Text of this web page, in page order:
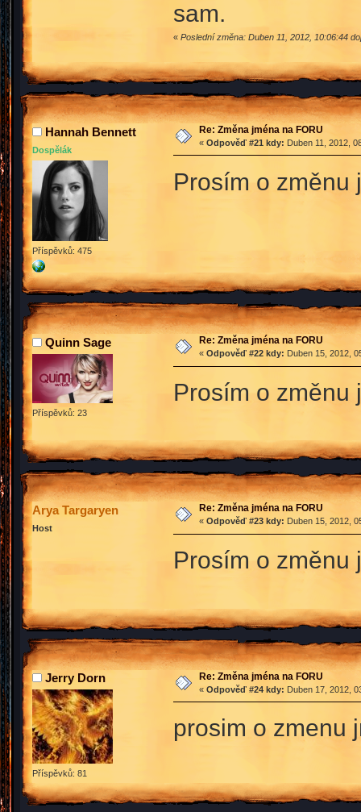
sam.
« Poslední změna: Duben 11, 2012, 10:06:44
Hannah Bennett
Dospělák
Příspěvků: 475
Re: Změna jména na FORU
« Odpověď #21 kdy: Duben 11, 2012,
Prosím o
Quinn Sage
Příspěvků: 23
Re: Změna jména na FORU
« Odpověď #22 kdy: Duben 15, 2012,
Prosím o změnu
Arya Targaryen
Host
Re: Změna jména na FORU
« Odpověď #23 kdy: Duben 15, 2012,
Prosím o změnu
Jerry Dorn
Příspěvků: 81
Re: Změna jména na FORU
« Odpověď #24 kdy: Duben 17, 2012,
prosim o zmenu